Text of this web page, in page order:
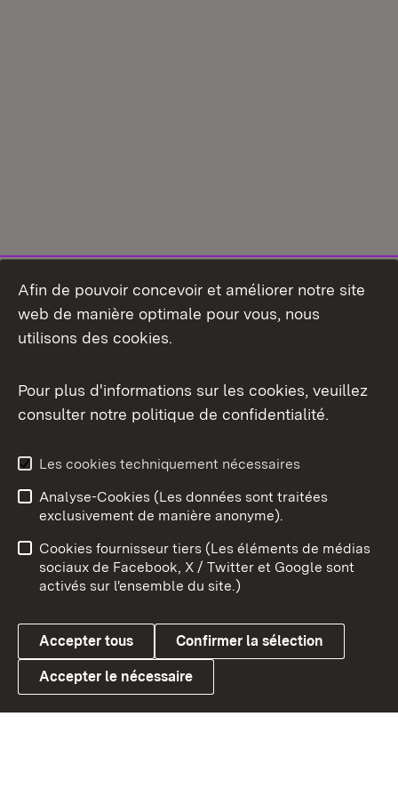
Aperçu des thèmes
Link zum Landesportal
Conseils d'utilisation
Confidentialité
Cookies
Afin de pouvoir concevoir et améliorer notre site
web de manière optimale pour vous, nous
utilisons des cookies.
Pour plus d'informations sur les cookies, veuillez
consulter notre politique de confidentialité.
Les cookies techniquement nécessaires
Analyse-Cookies (Les données sont traitées
exclusivement de manière anonyme).
Cookies fournisseur tiers (Les éléments de médias
sociaux de Facebook, X / Twitter et Google sont
activés sur l'ensemble du site.)
Accepter tous Confirmer la sélection
Accepter le nécessaire